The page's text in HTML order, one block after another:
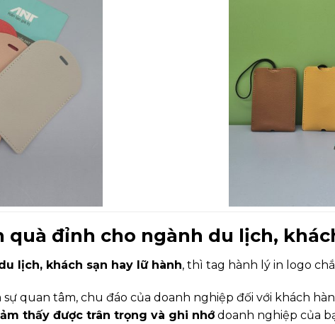
quà đỉnh cho ngành du lịch,
lịch, khách sạn hay lữ hành, thì tag hành lý in logo
quan tâm, chu đáo của doanh nghiệp đối với khách
thấy được trân trọng và ghi nhớ doanh nghiệp của